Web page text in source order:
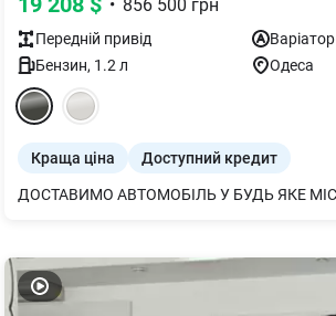
• 856 500 грн
Передній привід
Варіатор
Бензин, 1.2 л Одеса
Краща ціна Доступний кредит